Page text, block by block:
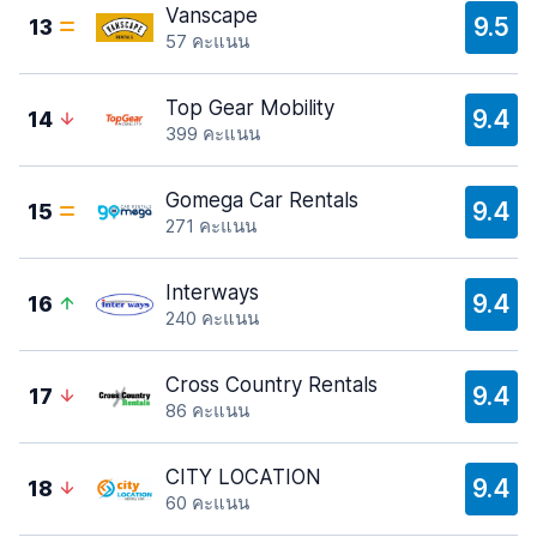
13 Vanscape
57 คะแนน 9.5
14 Top Gear Mobility
399 คะแนน 9.4
15 Gomega Car Rentals
271 คะแนน 9.4
16 Interways
240 คะแนน 9.4
17 Cross Country Rentals
86 คะแนน 9.4
18 CITY LOCATION
60 คะแนน 9.4